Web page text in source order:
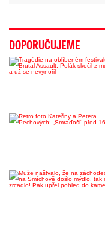
DOPORUČUJEME